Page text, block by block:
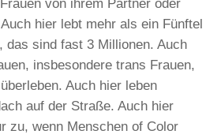
von ihrem Partner oder
hier lebt mehr als ein Fünftel
das sind fast 3 Millionen. Auch
insbesondere trans Frauen,
Auch hier leben
auf der Straße. Auch hier
zu, wenn Menschen of Color